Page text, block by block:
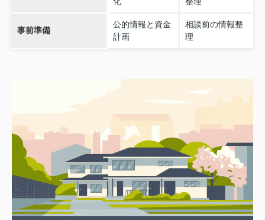
事前準備
公的情報と資金
計画
相談前の情報整
理